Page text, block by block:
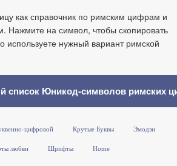
как справочник по римским цифрам и
Нажмите на символ, чтобы скопировать
используете нужный вариант римской
список Юникод‑символов римских
цифровой Крутые Буквы Эмодзи
любви Шрифты Home